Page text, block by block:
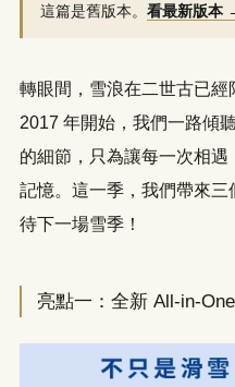
這篇是舊版本。 看最新版本
轉眼間，雪浪在二世古已
2017 年開始，我們一路傾
的細節，只為讓每一次相
記憶。這一季，我們帶來
待下一場雪季！
亮點一：全新 All-in-